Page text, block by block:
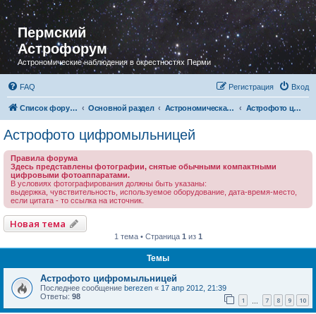
Пермский
Астрофорум
Астрономические наблюдения в окрестностях Перми
FAQ Вход
Регистрация
Список форумов Основной раздел Астрономическая фотография Астрофото цифромыльницей
Астрофото цифромыльницей
Правила форума
Здесь представлены фотографии, снятые обычными компактными
цифровыми фотоаппаратами.
В условиях фотографирования должны быть указаны:
выдержка, чувствительность, используемое оборудование, дата-время-место,
если цитата - то ссылка на источник.
Новая тема
1 тема • Страница 1 из 1
Темы
Астрофото цифромыльницей
Последнее сообщение berezen « 17 апр 2012, 21:39
Ответы: 98 1 7 8 9 10